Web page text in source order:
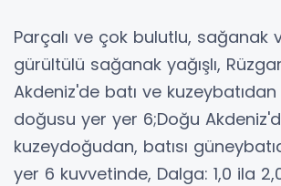
Parçalı ve çok bulutlu, sağanak
gürültülü sağanak yağışlı,
Akdeniz'de batı ve
doğusu yer yer 6;Doğu
kuzeydoğudan, batısı
yer 6 kuvvetinde, Dalga: 1,0 ila